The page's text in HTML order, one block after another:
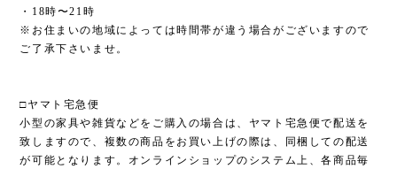
・18時〜21時
※お住まいの地域によっては時間帯が違う場合がございますので
ご了承下さいませ。
□ヤマト宅急便
小型の家具や雑貨などをご購入の場合は、ヤマト宅急便で配送を
致しますので、複数の商品をお買い上げの際は、同梱しての配送
が可能となります。オンラインショップのシステム上、各商品毎